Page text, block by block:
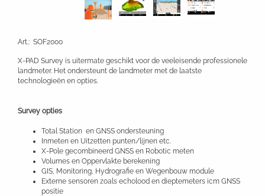
Art.: SOF2000
X-PAD Survey is uitermate geschikt voor de veeleisende professionele
landmeter. Het ondersteunt de landmeter met de laatste
technologieën en opties.
Survey opties
Total Station en GNSS ondersteuning
Inmeten en Uitzetten punten/lijnen etc.
X-Pole gecombineerd GNSS en Robotic meten
Volumes en Oppervlakte berekening
GIS, Monitoring, Hydrografie en Wegenbouw module
Externe sensoren zoals echolood en dieptemeters icm GNSS
positie